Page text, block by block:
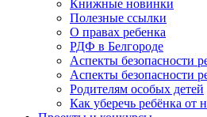
Книжные новинки
Полезные ссылки
О правах ребенка
РДФ в Белгороде
Аспекты безопасности
Аспекты безопасности
Родителям особых детей
Как уберечь ребёнка от